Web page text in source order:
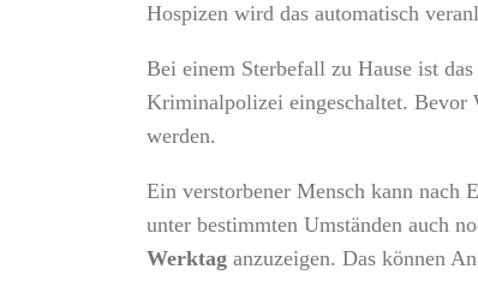
Hospizen wird das automatisch
Bei einem Sterbefall zu Hause ist
Kriminalpolizei eingeschaltet. Bevor
werden.
Ein verstorbener Mensch kann nach
unter bestimmten Umständen auch
Werktag anzuzeigen. Das können